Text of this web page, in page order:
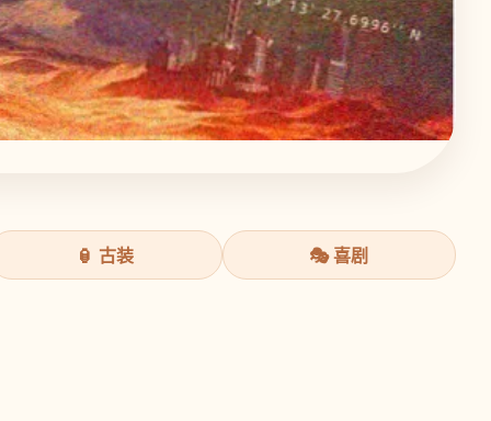
🏮 古装 🎭 喜剧